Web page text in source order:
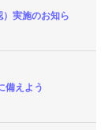
実施のお知ら
備えよう